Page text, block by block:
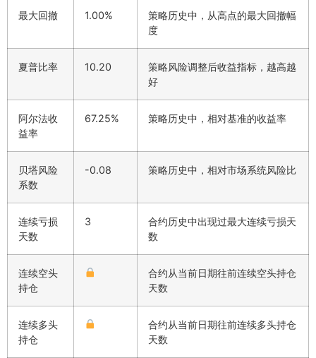
最大回撤 1.00%
策略历史中，从高点的最大回撤幅
度
夏普比率 10.20
策略风险调整后收益指标，越高越
好
阿尔法收
益率
67.25% 策略历史中，相对基准的收益率
贝塔风险
系数
-0.08 策略历史中，相对市场系统风险比
连续亏损
天数
3
合约历史中出现过最大连续亏损天
数
连续空头
持仓
合约从当前日期往前连续空头持仓
天数
连续多头
持仓
合约从当前日期往前连续多头持仓
天数